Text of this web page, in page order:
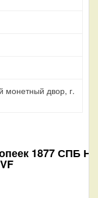
монетный двор, г.
1877 СПБ НI